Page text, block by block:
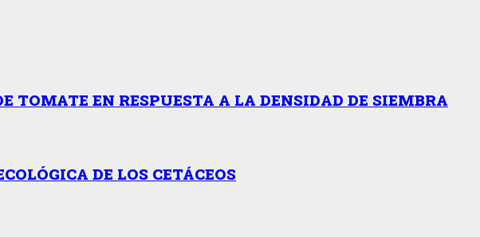
EN RESPUESTA A LA DENSIDAD DE SIEMBRA
DE LOS CETÁCEOS